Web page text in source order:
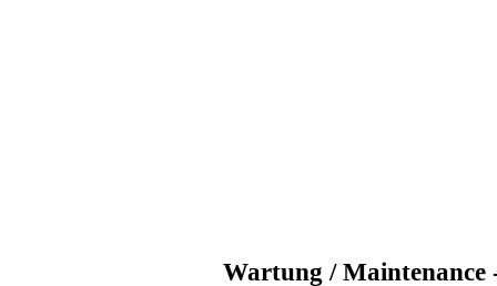
Wartung / Maintenance